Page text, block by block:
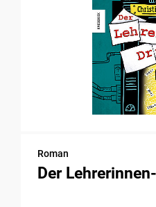
Roman
Der